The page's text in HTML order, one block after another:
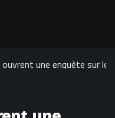
une enquête sur